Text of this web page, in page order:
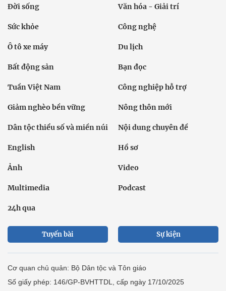
Đời sống Văn hóa - Giải trí
Sức khỏe Công nghệ
Ô tô xe máy Du lịch
Bất động sản Bạn đọc
Tuần Việt Nam Công nghiệp hỗ trợ
Giảm nghèo bền vững Nông thôn mới
Dân tộc thiểu số và miền núi Nội dung chuyên đề
English Hồ sơ
Ảnh Video
Multimedia Podcast
24h qua
Tuyến bài Sự kiện
Cơ quan chủ quản: Bộ Dân tộc và Tôn giáo
Số giấy phép: 146/GP-BVHTTDL, cấp ngày 17/10/2025